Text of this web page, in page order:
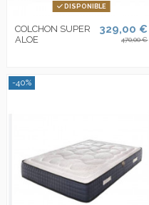
DISPONIBLE
COLCHON SUPER
ALOE
329,00 €
470,00 €
-40%